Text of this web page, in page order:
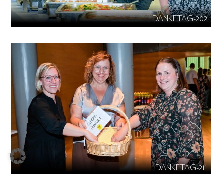
DANKETAG-202
DANKETAG-211